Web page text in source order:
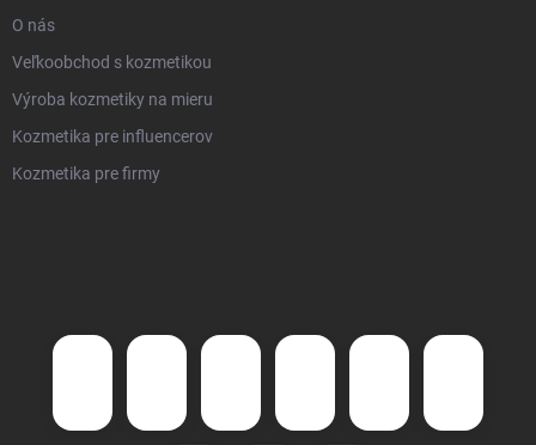
O nás
Veľkoobchod s kozmetikou
Výroba kozmetiky na mieru
Kozmetika pre influencerov
Kozmetika pre firmy